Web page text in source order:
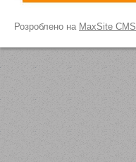
Розроблено на MaxSite CMS